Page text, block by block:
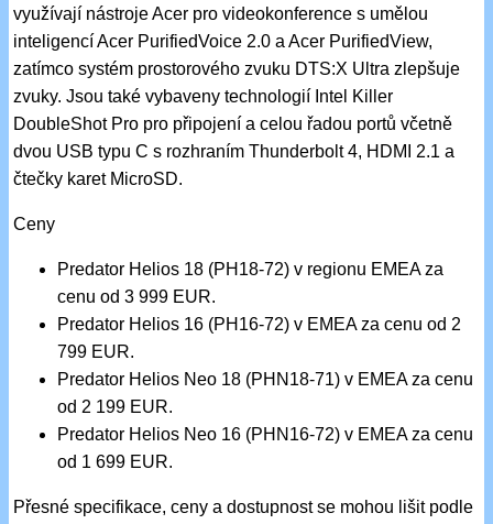
využívají nástroje Acer pro videokonference s umělou
inteligencí Acer PurifiedVoice 2.0 a Acer PurifiedView,
zatímco systém prostorového zvuku DTS:X Ultra zlepšuje
zvuky. Jsou také vybaveny technologií Intel Killer
DoubleShot Pro pro připojení a celou řadou portů včetně
dvou USB typu C s rozhraním Thunderbolt 4, HDMI 2.1 a
čtečky karet MicroSD.
Ceny
Predator Helios 18 (PH18-72) v regionu EMEA za
cenu od 3 999 EUR.
Predator Helios 16 (PH16-72) v EMEA za cenu od 2
799 EUR.
Predator Helios Neo 18 (PHN18-71) v EMEA za cenu
od 2 199 EUR.
Predator Helios Neo 16 (PHN16-72) v EMEA za cenu
od 1 699 EUR.
Přesné specifikace, ceny a dostupnost se mohou lišit podle